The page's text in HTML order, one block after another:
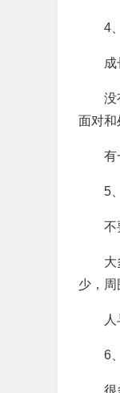
4
成
没
面对和
有
5
不
大
少，周
6
很